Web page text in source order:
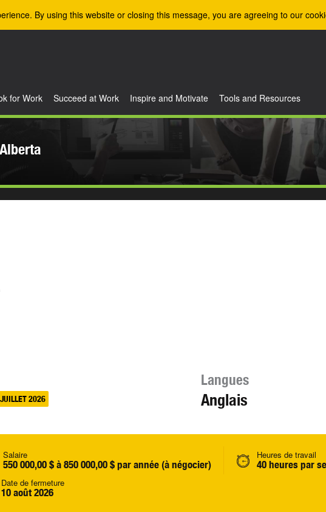
By using this website or closing this message, you are agreeing to our
for Work Succeed at Work Inspire and Motivate Tools and Resources
2026
Langues
Anglais
Salaire
550 000,00 $ à 850 000,00 $ par année (à négocier)
Heures de travail
40 heures par
Date de fermeture
10 août 2026